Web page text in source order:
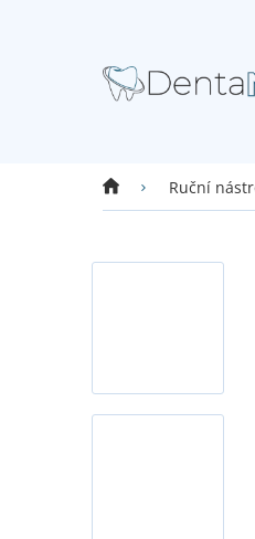
Domů Ruční